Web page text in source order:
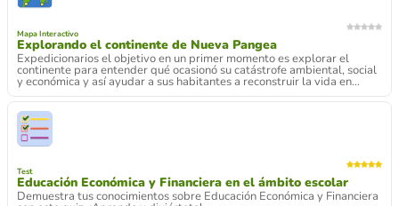
Mapa Interactivo
Explorando el continente de Nueva Pangea
Expedicionarios el objetivo en un primer momento es explorar el
continente para entender qué ocasionó su catástrofe ambiental, social
y económica y así ayudar a sus habitantes a reconstruir la vida en...
Test
Educación Económica y Financiera en el ámbito escolar
Demuestra tus conocimientos sobre Educación Económica y Financiera